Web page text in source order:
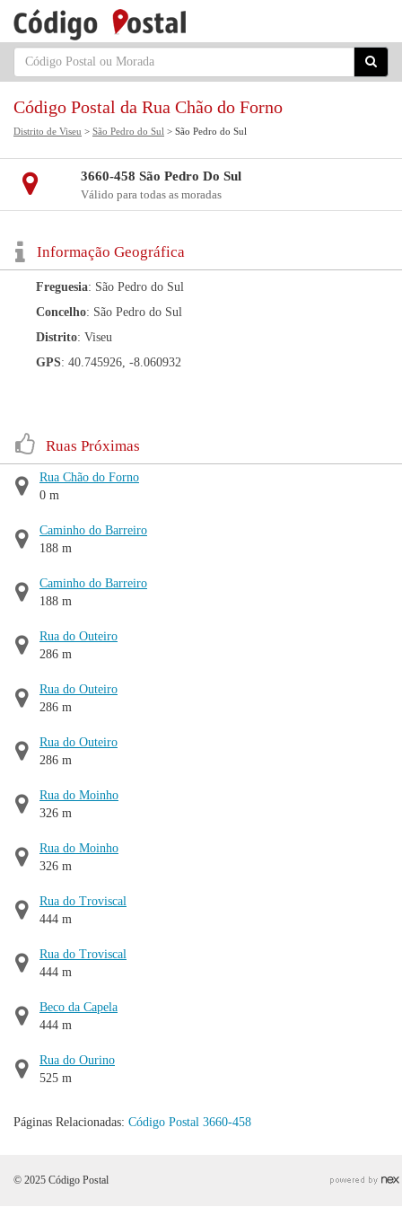
Código Postal da Rua Chão do Forno
Distrito de Viseu > São Pedro do Sul > São Pedro do Sul
3660-458 São Pedro Do Sul
Válido para todas as moradas
Informação Geográfica
Freguesia: São Pedro do Sul
Concelho: São Pedro do Sul
Distrito: Viseu
GPS: 40.745926, -8.060932
Ruas Próximas
Rua Chão do Forno
0 m
Caminho do Barreiro
188 m
Caminho do Barreiro
188 m
Rua do Outeiro
286 m
Rua do Outeiro
286 m
Rua do Outeiro
286 m
Rua do Moinho
326 m
Rua do Moinho
326 m
Rua do Troviscal
444 m
Rua do Troviscal
444 m
Beco da Capela
444 m
Rua do Ourino
525 m
Páginas Relacionadas: Código Postal 3660-458
© 2025 Código Postal